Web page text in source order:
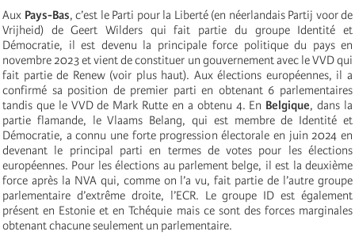
Aux Pays-Bas, c’est le Parti pour la Liberté (en néerlandais Partij voor de
Vrijheid) de Geert Wilders qui fait partie du groupe Identité et
Démocratie, il est devenu la principale force politique du pays en
novembre 2023 et vient de constituer un gouvernement avec le VVD qui
fait partie de Renew (voir plus haut). Aux élections européennes, il a
confirmé sa position de premier parti en obtenant 6 parlementaires
tandis que le VVD de Mark Rutte en a obtenu 4. En Belgique, dans la
partie flamande, le Vlaams Belang, qui est membre de Identité et
Démocratie, a connu une forte progression électorale en juin 2024 en
devenant le principal parti en termes de votes pour les élections
européennes. Pour les élections au parlement belge, il est la deuxième
force après la NVA qui, comme on l’a vu, fait partie de l’autre groupe
parlementaire d’extrême droite, l’ECR. Le groupe ID est également
présent en Estonie et en Tchéquie mais ce sont des forces marginales
obtenant chacune seulement un parlementaire.